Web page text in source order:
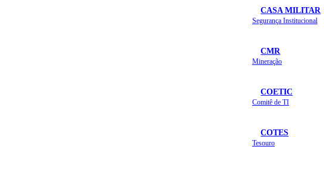
CASA MILITAR
Segurança Institucional
CMR
Mineração
COETIC
Comitê de TI
COTES
Tesouro